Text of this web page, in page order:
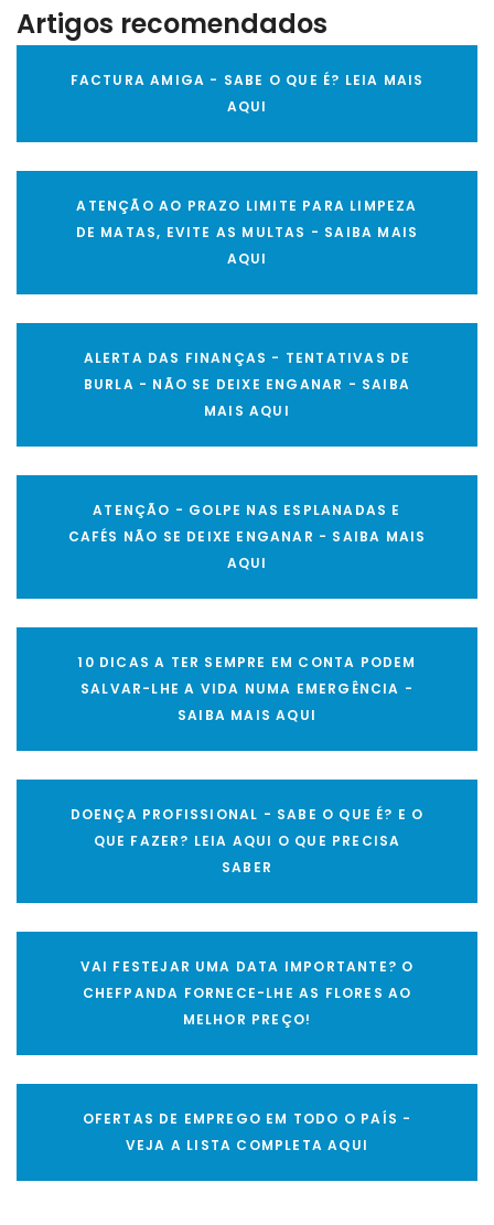
Artigos recomendados
FACTURA AMIGA - SABE O QUE É? LEIA MAIS
AQUI
ATENÇÃO AO PRAZO LIMITE PARA LIMPEZA
DE MATAS, EVITE AS MULTAS - SAIBA MAIS
AQUI
ALERTA DAS FINANÇAS - TENTATIVAS DE
BURLA - NÃO SE DEIXE ENGANAR - SAIBA
MAIS AQUI
ATENÇÃO - GOLPE NAS ESPLANADAS E
CAFÉS NÃO SE DEIXE ENGANAR - SAIBA MAIS
AQUI
10 DICAS A TER SEMPRE EM CONTA PODEM
SALVAR-LHE A VIDA NUMA EMERGÊNCIA -
SAIBA MAIS AQUI
DOENÇA PROFISSIONAL - SABE O QUE É? E O
QUE FAZER? LEIA AQUI O QUE PRECISA
SABER
VAI FESTEJAR UMA DATA IMPORTANTE? O
CHEFPANDA FORNECE-LHE AS FLORES AO
MELHOR PREÇO!
OFERTAS DE EMPREGO EM TODO O PAÍS -
VEJA A LISTA COMPLETA AQUI